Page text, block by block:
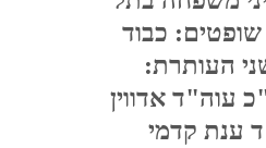
כבוד
העותרת:
עוה"ד אדווין
ענת קדמי